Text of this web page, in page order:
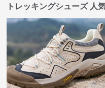
トレッキングシューズ 人